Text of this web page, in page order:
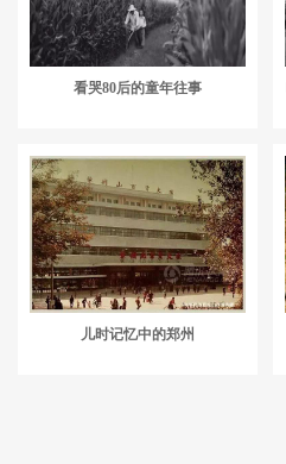
看哭80后的童年往事
儿时记忆中的郑州